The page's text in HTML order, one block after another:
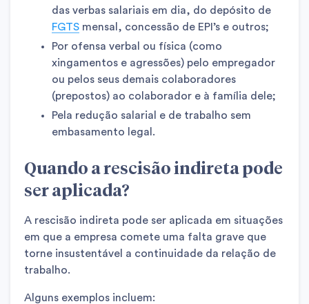
das verbas salariais em dia, do depósito de
FGTS mensal, concessão de EPI’s e outros;
Por ofensa verbal ou física (como
xingamentos e agressões) pelo empregador
ou pelos seus demais colaboradores
(prepostos) ao colaborador e à família dele;
Pela redução salarial e de trabalho sem
embasamento legal.
Quando a rescisão indireta pode
ser aplicada?
A rescisão indireta pode ser aplicada em situações
em que a empresa comete uma falta grave que
torne insustentável a continuidade da relação de
trabalho.
Alguns exemplos incluem: